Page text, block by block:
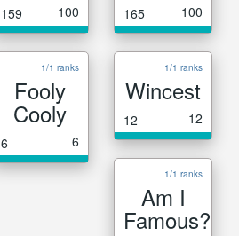
159 100 165 100
1/1 ranks
Fooly
Cooly
6 6
1/1 ranks
Wincest
12 12
1/1 ranks
Am I
Famous?